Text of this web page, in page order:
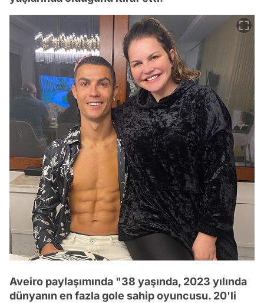
Aveiro paylaşımında "38 yaşında, 2023 yılında
dünyanın en fazla gole sahip oyuncusu. 20'li